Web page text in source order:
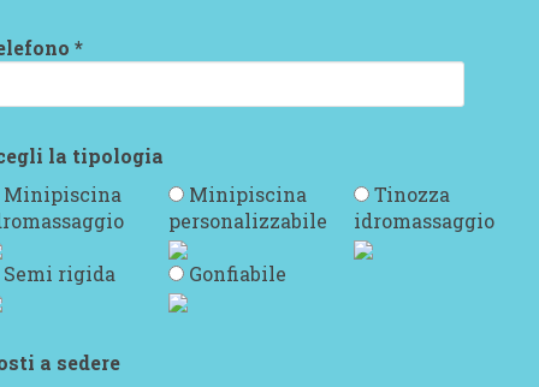
*
la tipologia
Minipiscina
Minipiscina
personalizzabile
Tinozza
idromassaggio
Semi rigida Gonfiabile
a sedere